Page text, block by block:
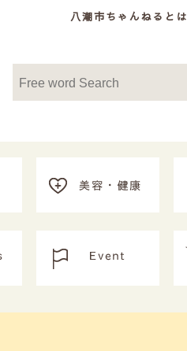
八潮市ちゃんねるとは